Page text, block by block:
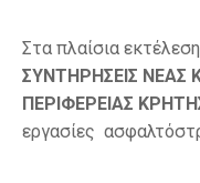
Στα πλαίσια
ΣΥΝΤΗΡΗΣΕΙΣ ΝΕΑΣ
ΠΕΡΙΦΕΡΕΙΑΣ
εργασίες